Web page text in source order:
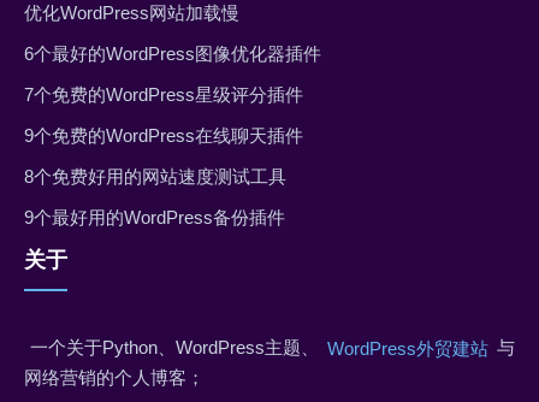
优化WordPress网站加载慢
6个最好的WordPress图像优化器插件
7个免费的WordPress星级评分插件
9个免费的WordPress在线聊天插件
8个免费好用的网站速度测试工具
9个最好用的WordPress备份插件
关于
一个关于Python、WordPress主题、 WordPress外贸建站 与
网络营销的个人博客；